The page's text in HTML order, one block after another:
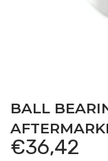
BALL
€36,42